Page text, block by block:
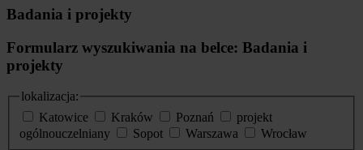
Badania i projekty
Formularz wyszukiwania na belce: Badania i
projekty
lokalizacja:
Katowice
Kraków Poznań
projekt
ogólnouczelniany
Sopot Warszawa
Wrocław